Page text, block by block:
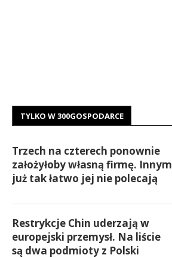
TYLKO W 300GOSPODARCE
Trzech na czterech ponownie
założyłoby własną firmę. Innym
już tak łatwo jej nie polecają
Restrykcje Chin uderzają w
europejski przemysł. Na liście
są dwa podmioty z Polski